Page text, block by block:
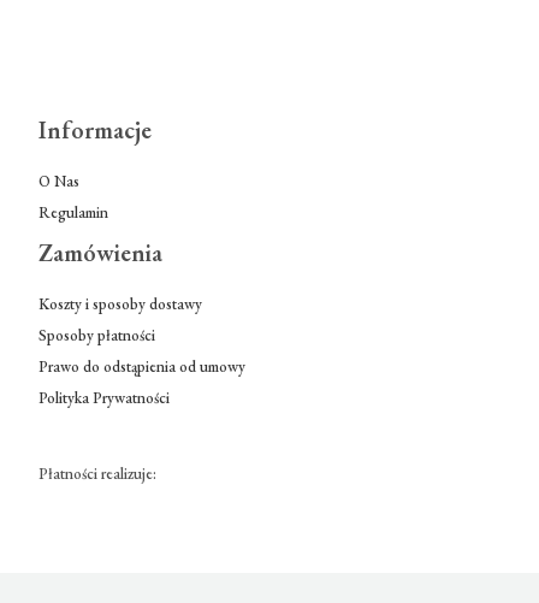
Informacje
O Nas
Regulamin
Zamówienia
Koszty i sposoby dostawy
Sposoby płatności
Prawo do odstąpienia od umowy
Polityka Prywatności
Płatności realizuje: